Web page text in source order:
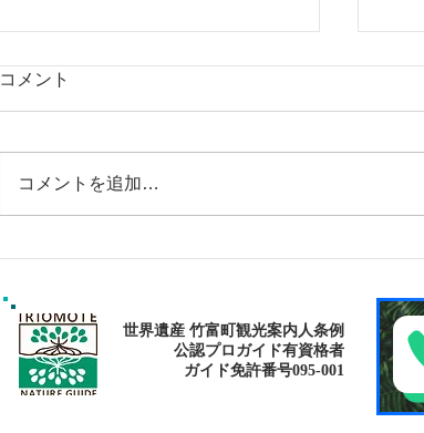
コメント
コメントを追加…
世界遺産 竹富町観光案内人条例
公認プロガイド有資格者
​ガイド免許番号095-001​​